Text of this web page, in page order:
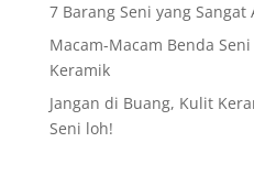
7 Barang Seni yang
Macam-Macam Benda
Keramik
Jangan di Buang, Kulit
Seni loh!